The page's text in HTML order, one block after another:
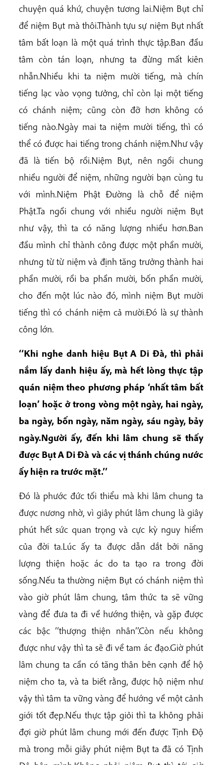
chuyện quá khứ, chuyện tương lai.Niệm Bụt chỉ
để niệm Bụt mà thôi.Thành tựu sự niệm Bụt nhất
tâm bất loạn là một quá trình thực tập.Ban đầu
tâm còn tán loạn, nhưng ta đừng mất kiên
nhẫn.Nhiều khi ta niệm mười tiếng, mà chín
tiếng lạc vào vọng tưởng, chỉ còn lại một tiếng
có chánh niệm; cũng còn đỡ hơn không có
tiếng nào.Ngày mai ta niệm mười tiếng, thì có
thể có được hai tiếng trong chánh niệm.Như vậy
đã là tiến bộ rồi.Niệm Bụt, nên ngồi chung
nhiều người để niệm, những người bạn cùng tu
với mình.Niệm Phật Đường là chỗ để niệm
Phật.Ta ngồi chung với nhiều người niệm Bụt
như vậy, thì ta có năng lượng nhiều hơn.Ban
đầu mình chỉ thành công được một phần mười,
nhưng từ từ niệm và định tăng trưởng thành hai
phần mười, rồi ba phần mười, bốn phần mười,
cho đến một lúc nào đó, mình niệm Bụt mười
tiếng thì có chánh niệm cả mười.Đó là sự thành
công lớn.
‘‘Khi nghe danh hiệu Bụt A Di Đà, thì phải
nắm lấy danh hiệu ấy, mà hết lòng thực tập
quán niệm theo phương pháp ‘nhất tâm bất
loạn’ hoặc ở trong vòng một ngày, hai ngày,
ba ngày, bốn ngày, năm ngày, sáu ngày, bảy
ngày.Người ấy, đến khi lâm chung sẽ thấy
được Bụt A Di Đà và các vị thánh chúng nước
ấy hiện ra trước mặt.’’
Đó là phước đức tối thiểu mà khi lâm chung ta
được nương nhờ, vì giây phút lâm chung là giây
phút hết sức quan trọng và cực kỳ nguy hiểm
của đời ta.Lúc ấy ta được dẫn dắt bởi năng
lượng thiện hoặc ác do ta tạo ra trong đời
sống.Nếu ta thường niệm Bụt có chánh niệm thì
vào giờ phút lâm chung, tâm thức ta sẽ vững
vàng để đưa ta đi về hướng thiện, và gặp được
các bậc ‘‘thượng thiện nhân’’.Còn nếu không
được như vậy thì ta sẽ đi về tam ác đạo.Giờ phút
lâm chung ta cần có tăng thân bên cạnh để hộ
niệm cho ta, và ta biết rằng, được hộ niệm như
vậy thì tâm ta vững vàng để hướng về một cảnh
giới tốt đẹp.Nếu thực tập giỏi thì ta không phải
đợi giờ phút lâm chung mới đến được Tịnh Độ
mà trong mỗi giây phút niệm Bụt ta đã có Tịnh